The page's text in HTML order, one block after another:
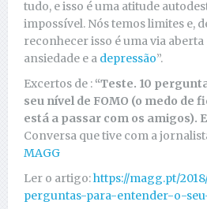
tudo, e isso é uma atitude
impossível. Nós temos limites e,
reconhecer isso é uma via
ansiedade e a depressão”.
Excertos de : “Teste. 10
seu nível de FOMO (o medo de
está a passar com os amigos).
Conversa que tive com a
MAGG
Ler o artigo:https://magg.pt/
perguntas-para-entender-o-